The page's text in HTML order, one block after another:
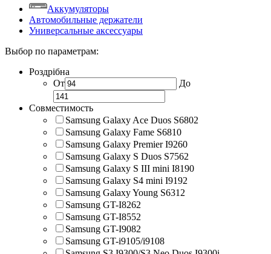
Аккумуляторы
Автомобильные держатели
Универсальные аксессуары
Выбор по параметрам:
Роздрібна
От
До
Совместимость
Samsung Galaxy Ace Duos S6802
Samsung Galaxy Fame S6810
Samsung Galaxy Premier I9260
Samsung Galaxy S Duos S7562
Samsung Galaxy S III mini I8190
Samsung Galaxy S4 mini I9192
Samsung Galaxy Young S6312
Samsung GT-I8262
Samsung GT-I8552
Samsung GT-I9082
Samsung GT-i9105/i9108